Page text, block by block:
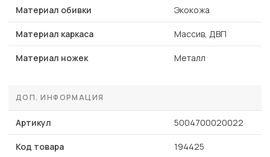
Материал обивки Экокожа
Материал каркаса Массив, ДВП
Материал ножек Металл
ДОП. ИНФОРМАЦИЯ
Артикул 5004700020022
Код товара 194425